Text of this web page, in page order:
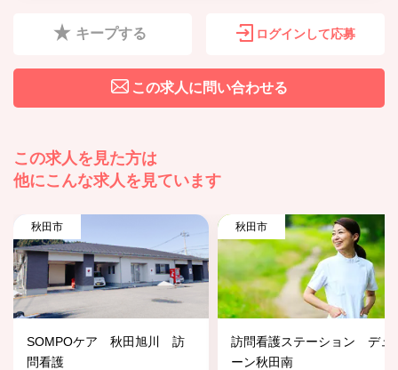
キープする ログインして応募
この求人に問い合わせる
この求人を見た方は
他にこんな求人を見ています
秋田市
SOMPOケア 秋田旭川 訪
問看護
秋田市
訪問看護ステーション デュ
ーン秋田南